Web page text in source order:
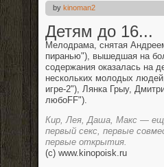
by kinoman2
Детям до 16...
Мелодрама, снятая
пиранью"), вышедшая на
содержания оказалась на
нескольких молодых
игре-2"), Лянка Грыу,
любоFF").
Кир, Лея, Даша, Макс —
первый секс, первые
первые открытия.
(c) www.kinopoisk.ru